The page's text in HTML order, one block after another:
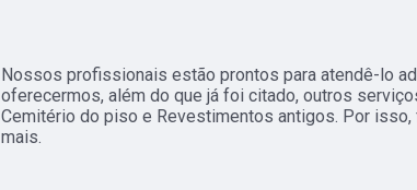
Nossos profissionais estão prontos para atendê-lo
oferecermos, além do que já foi citado, outros
Cemitério do piso e Revestimentos antigos. Por
mais.